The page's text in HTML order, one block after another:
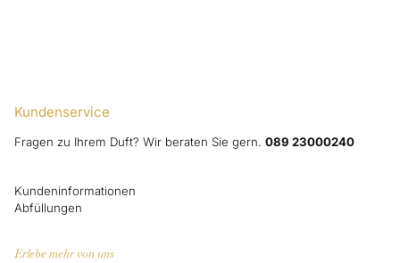
Kundenservice
Fragen zu Ihrem Duft? Wir beraten Sie gern. 089 23000240
Kundeninformationen
Abfüllungen
Erlebe mehr von uns